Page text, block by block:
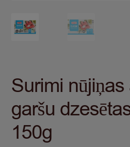
Surimi
garšu
150g